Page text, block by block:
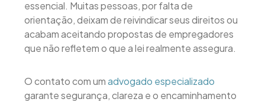
essencial. Muitas pessoas, por falta de
orientação, deixam de reivindicar seus direitos ou
acabam aceitando propostas de empregadores
que não refletem o que a lei realmente assegura.
O contato com umadvogado especializado
garante segurança, clareza e o encaminhamento